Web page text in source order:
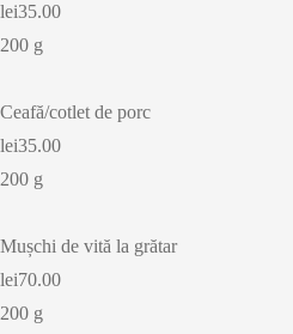
lei35.00
200 g
Ceafă/cotlet de porc
lei35.00
200 g
Mușchi de vită la grătar
lei70.00
200 g